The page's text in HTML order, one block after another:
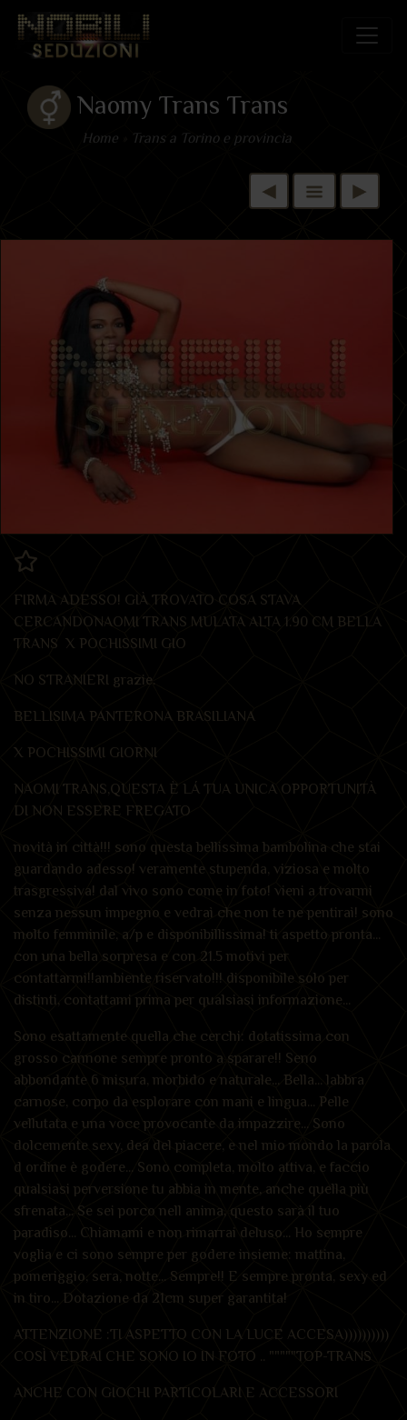
Naomy Trans Trans
Home Trans a Torino e provincia
FIRMA ADESSO! GIÀ TROVATO COSA STAVA
CERCANDONAOMI TRANS MULATA ALTA 1.90 CM BELLA
TRANS X POCHISSIMI GIO
NO STRANIERI grazie.
BELLISIMA PANTERONA BRASILIANA
X POCHISSIMI GIORNI
NAOMI TRANS,QUESTA È LÁ TUA UNICA OPPORTUNITÀ
DI NON ESSERE FREGATO
novità in città!!! sono questa bellissima bambolina che stai
guardando adesso! veramente stupenda, viziosa e molto
trasgressiva! dal vivo sono come in foto! vieni a trovarmi
senza nessun impegno e vedraì che non te ne pentiraì! sono
molto femminile, a/p e disponibillissima! ti aspetto pronta...
con una bella sorpresa e con 21.5 motivi per
contattarmi!!ambiente riservato!!! disponibile solo per
distinti, contattami prima per qualsiasi informazione...
Sono esattamente quella che cerchi: dotatissima con
grosso cannone sempre pronto a sparare!! Seno
abbondante 6 misura, morbido e naturale... Bella... labbra
carnose, corpo da esplorare con mani e lingua... Pelle
vellutata e una voce provocante da impazzire... Sono
dolcemente sexy, dea del piacere, e nel mio mondo la parola
d ordine è godere... Sono completa, molto attiva, e faccio
qualsiasi perversione tu abbia in mente, anche quella più
sfrenata... Se sei porco nell anima, questo sarà il tuo
paradiso... Chiamami e non rimarrai deluso... Ho sempre
voglia e ci sono sempre per godere insieme: mattina,
pomeriggio, sera, notte... Sempre!! E sempre pronta, sexy ed
in tiro... Dotazione da 21cm super garantita!
ATTENZIONE :TI ASPETTO CON LA LUCE ACCESA))))))))))
COSÌ VEDRAI CHE SONO IO IN FOTO .. """""TOP-TRANS
ANCHE CON GIOCHI PARTICOLARI E ACCESSORI